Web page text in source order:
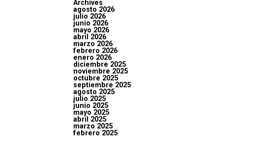
Archives
agosto 2026
julio 2026
junio 2026
mayo 2026
abril 2026
marzo 2026
febrero 2026
enero 2026
diciembre 2025
noviembre 2025
octubre 2025
septiembre 2025
agosto 2025
julio 2025
junio 2025
mayo 2025
abril 2025
marzo 2025
febrero 2025